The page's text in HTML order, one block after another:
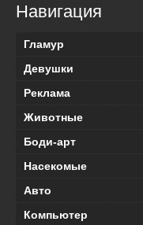
Навигация
Гламур
Девушки
Реклама
Животные
Боди-арт
Насекомые
Авто
Компьютер